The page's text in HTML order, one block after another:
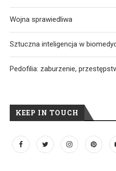
Wojna sprawiedliwa
Sztuczna inteligencja w
Pedofilia: zaburzenie,
KEEP IN TOUCH